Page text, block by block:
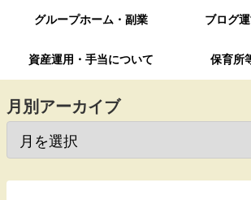
グループホーム・副業 ブログ
資産運用・手当について 保育所
月別アーカイブ